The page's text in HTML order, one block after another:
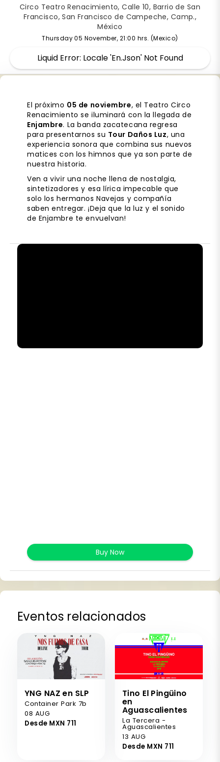
Circo Teatro Renacimiento, Calle 10, Barrio de San
Francisco, San Francisco de Campeche, Camp.,
México
Thursday 05 November, 21:00 hrs. (Mexico)
Liquid Error: Locale 'en.json' Not Found
El próximo 05 de noviembre, el Teatro Circo
Renacimiento se iluminará con la llegada de
Enjambre. La banda zacatecana regresa
para presentarnos su Tour Daños Luz, una
experiencia sonora que combina sus nuevos
matices con los himnos que ya son parte de
nuestra historia.
Ven a vivir una noche llena de nostalgia,
sintetizadores y esa lírica impecable que
solo los hermanos Navejas y compañía
saben entregar. ¡Deja que la luz y el sonido
de Enjambre te envuelvan!
Buy Now
Eventos relacionados
YNG NAZ en SLP
Container Park 7b
08 AUG
Desde MXN 711
Tino El Pingüino
en
Aguascalientes
La Tercera -
Aguascalientes
13 AUG
Desde MXN 711